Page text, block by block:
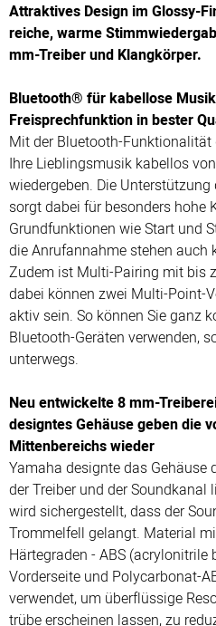
Attraktives Design im Glossy-
reiche, warme
mm-Treiber und Klangkörper.
Bluetooth® für kabellose
Freisprechfunktion in bester
Mit der Bluetooth-Funktionalität
Ihre Lieblingsmusik kabellos
wiedergeben. Die
sorgt dabei für besonders hohe
Grundfunktionen wie Start und
die Anrufannahme stehen auch
Zudem ist Multi-Pairing mit bis
dabei können zwei Multi-Point-
aktiv sein. So können Sie ganz
Bluetooth-Geräten verwenden,
unterwegs.
Neu entwickelte 8 mm-
designtes Gehäuse geben die
Mittenbereichs wieder
Yamaha designte das Gehäuse
der Treiber und der
wird sichergestellt, dass der
Trommelfell gelangt. Material
Härtegraden - ABS
Vorderseite und Polycarbonat-
verwendet, um überflüssige
trübe erscheinen lassen, zu